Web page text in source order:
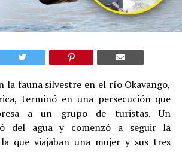
la fauna silvestre en el río Okavango,
terminó en una persecución que
a un grupo de turistas. Un
del agua y comenzó a seguir la
que viajaban una mujer y sus tres